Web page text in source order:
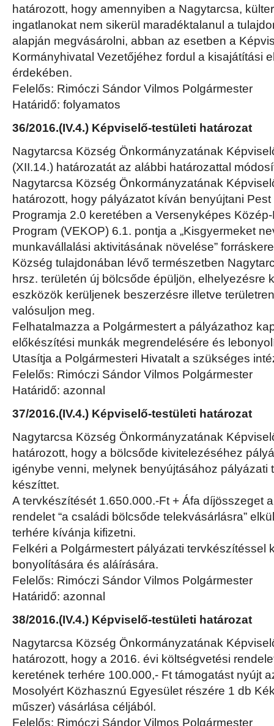
határozott, hogy amennyiben a Nagytarcsa,
ingatlanokat nem sikerül maradéktalanul a
alapján megvásárolni, abban az esetben a
Kormányhivatal Vezetőjéhez fordul a kisajátítási
érdekében.
Felelős: Rimóczi Sándor Vilmos Polgármester
Határidő: folyamatos
36/2016.(IV.4.) Képviselő-testületi határozat
Nagytarcsa Község Önkormányzatának
(XII.14.) határozatát az alábbi határozattal
Nagytarcsa Község Önkormányzatának
határozott, hogy pályázatot kíván benyújtani
Programja 2.0 keretében a Versenyképes
Program (VEKOP) 6.1. pontja a „Kisgyermeket
munkavállalási aktivitásának növelése”
Község tulajdonában lévő természetben
hrsz. területén új bölcsőde épüljön, elhelyezésre
eszközök kerüljenek beszerzésre illetve
valósuljon meg.
Felhatalmazza a Polgármestert a pályázathoz
előkészítési munkák megrendelésére és
Utasítja a Polgármesteri Hivatalt a szükséges
Felelős: Rimóczi Sándor Vilmos Polgármester
Határidő: azonnal
37/2016.(IV.4.) Képviselő-testületi határozat
Nagytarcsa Község Önkormányzatának
határozott, hogy a bölcsőde kivitelezéséhez
igénybe venni, melynek benyújtásához pályázati
készíttet.
A tervkészítését 1.650.000.-Ft + Áfa díjösszeget
rendelet “a családi bölcsőde telekvásárlásra”
terhére kívánja kifizetni.
Felkéri a Polgármestert pályázati tervkészítéssel
bonyolítására és aláírására.
Felelős: Rimóczi Sándor Vilmos Polgármester
Határidő: azonnal
38/2016.(IV.4.) Képviselő-testületi határozat
Nagytarcsa Község Önkormányzatának
határozott, hogy a 2016. évi költségvetési
keretének terhére 100.000,- Ft támogatást nyújt
Mosolyért Közhasznú Egyesület részére 1 db
műszer) vásárlása céljából.
Felelős: Rimóczi Sándor Vilmos Polgármester